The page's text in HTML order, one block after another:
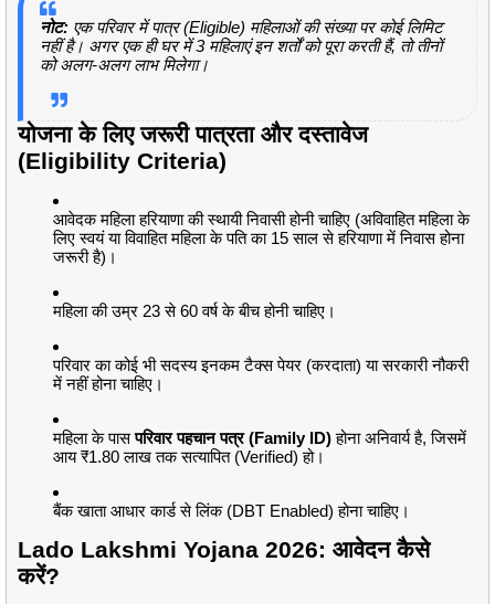
नोट: एक परिवार में पात्र (Eligible) महिलाओं की संख्या पर कोई लिमिट
नहीं है। अगर एक ही घर में 3 महिलाएं इन शर्तों को पूरा करती हैं, तो तीनों
को अलग-अलग लाभ मिलेगा।
योजना के लिए जरूरी पात्रता और दस्तावेज
(Eligibility Criteria)
आवेदक महिला हरियाणा की स्थायी निवासी होनी चाहिए (अविवाहित महिला के
लिए स्वयं या विवाहित महिला के पति का 15 साल से हरियाणा में निवास होना
जरूरी है)।
महिला की उम्र 23 से 60 वर्ष के बीच होनी चाहिए।
परिवार का कोई भी सदस्य इनकम टैक्स पेयर (करदाता) या सरकारी नौकरी
में नहीं होना चाहिए।
महिला के पासपरिवार पहचान पत्र (Family ID)होना अनिवार्य है, जिसमें
आय ₹1.80 लाख तक सत्यापित (Verified) हो।
बैंक खाता आधार कार्ड से लिंक (DBT Enabled) होना चाहिए।
Lado Lakshmi Yojana 2026: आवेदन कैसे
करें?